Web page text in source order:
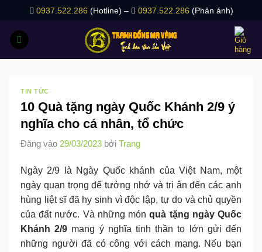
nội
dung
0937.522.286 (Hotline) – 0937.522.286 (Phản ánh)
TIN TỨC
10 Quà tặng ngày Quốc Khánh 2/9 ý
nghĩa cho cá nhân, tổ chức
Đăng vào 29/03/2023 bởi Trang
Ngày 2/9 là Ngày Quốc khánh của Việt Nam, một
ngày quan trọng để tưởng nhớ và tri ân đến các anh
hùng liệt sĩ đã hy sinh vì độc lập, tự do và chủ quyền
của đất nước. Và những mónquà tặng ngày Quốc
Khánh 2/9 mang ý nghĩa tinh thần to lớn gửi đến
những người đã có công với cách mạng. Nếu bạn